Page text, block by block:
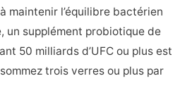
maintenir l’équilibre bactérien
un supplément probiotique de
50 milliards d’UFC ou plus est
trois verres ou plus par